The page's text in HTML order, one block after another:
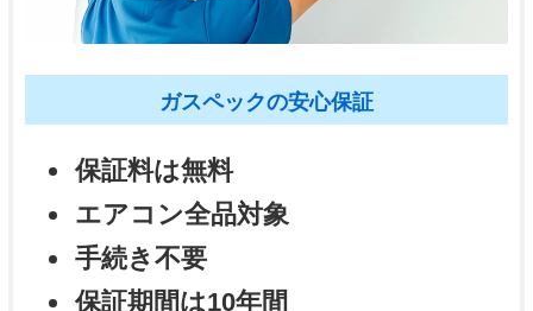
ガスペックの安心保証
保証料は無料
エアコン全品対象
手続き不要
保証期間は10年間